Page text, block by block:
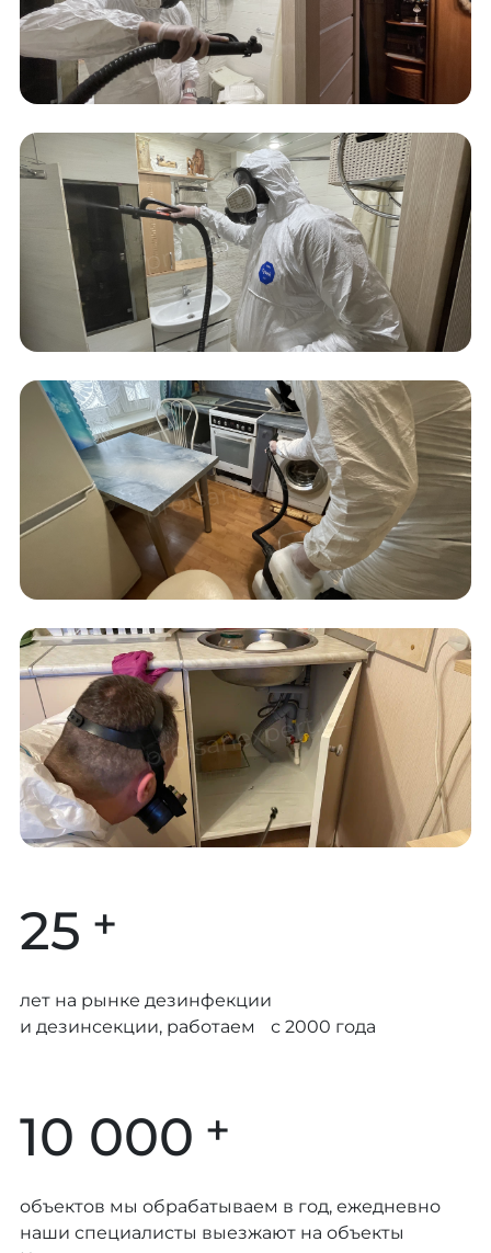
25 +
лет на рынке дезинфекции
и дезинсекции, работаем с 2000 года
10 000 +
объектов мы обрабатываем в год, ежедневно
наши специалисты выезжают на объекты